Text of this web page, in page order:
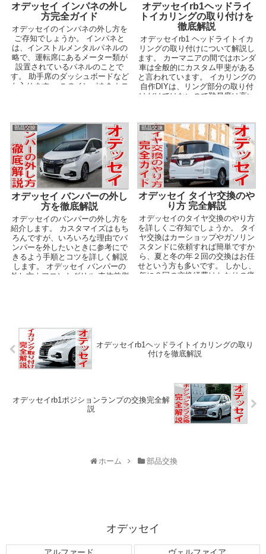
オデッセイ インパネの外し
方完全ガイド
オデッセイのインパネの外し方を
ご存知でしょうか。 インパネと
は、インストルメンタルパネルの
略で、運転席にあるメーター類が
設置されているパネルのことで
す。 助手席のダッシュボードなど
も入ります。 このインパネをカス
オデッセイrb1ヘッドライ
トイカリングの取り付けを
徹底解説
オデッセイrb1 ヘッドライトイカ
リングの取り付けについて解説し
ます。 カーマニアの間ではホンダ
車は全般的にカスタム甲斐がある
と言われています。 イカリングの
自作DIYは、リング部分の取り付
けだけではないので難易度は高い
部品交換
オデッセイ バンパーの外し
方を徹底解説
オデッセイのバンパーの外し方を
紹介します。 カスタマイズはもち
ろんですが、いろいろな理由でバ
ンパーを外したいときに参考にで
きるよう手順とコツを詳しく解説
します。 オデッセイ バンパーの
外し方｜フロントグリル 車体前側
部品交換
オデッセイ タイヤ交換のや
り方 完全解説
オデッセイのタイヤ交換のやり方
を詳しくご存知でしょうか。 タイ
ヤ交換はカーショップやガソリン
スタンドに依頼すれば簡単ですか
ら、夏と冬の年２回の交換はお任
せという方も多いです。 しかし、
年に２回の交換経費はかなりの痛
オデッセイrb1ヘッドライトイカリングの取り
付けを徹底解説
オデッセイrb1ポジションランプの交換完全解
説
ホーム 部品交換
オデッセイ